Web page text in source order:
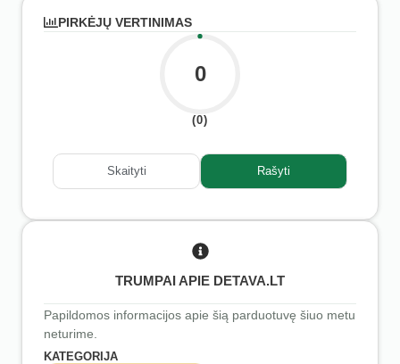
PIRKĖJŲ VERTINIMAS
0
(0)
Skaityti Rašyti
TRUMPAI APIE DETAVA.LT
Papildomos informacijos apie šią parduotuvę šiuo metu
neturime.
KATEGORIJA